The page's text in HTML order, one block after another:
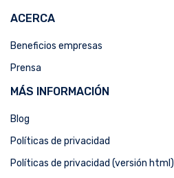
ACERCA
Beneficios empresas
Prensa
MÁS INFORMACIÓN
Blog
Políticas de privacidad
Políticas de privacidad (versión html)